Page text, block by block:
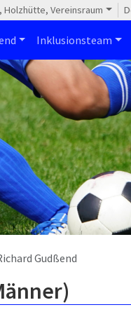
Holzhütte, Vereinsraum
Inklusionsteam
Gudßend